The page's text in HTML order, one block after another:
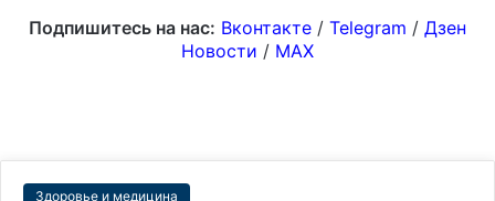
Подпишитесь на нас: Вконтакте / Telegram / Дзен
Новости / MAX